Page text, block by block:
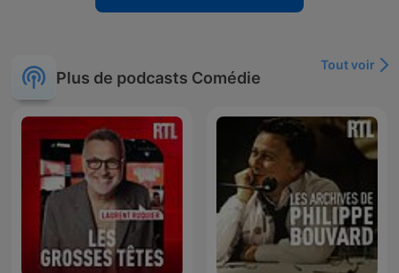
Plus de podcasts Comédie
Tout voir